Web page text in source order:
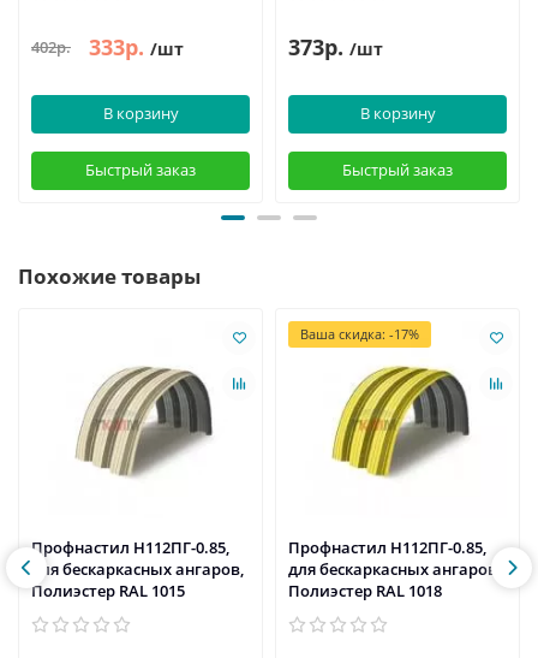
402р. 333р. /шт
В корзину
Быстрый заказ
373р. /шт
В корзину
Быстрый заказ
Похожие товары
Профнастил H112ПГ-0.85,
для бескаркасных ангаров,
Полиэстер RAL 1015
Ваша скидка: -17%
Профнастил H112ПГ-0.85,
для бескаркасных ангаров,
Полиэстер RAL 1018